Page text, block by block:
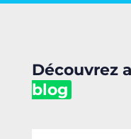
Découvrez
blog